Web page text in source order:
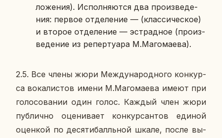
ло­же­ния). Ис­пол­ня­ют­ся два про­из­ве­де­
ния: первое от­де­ле­ние — (клас­си­че­ское)
и второе от­де­ле­ние — эст­рад­ное (про­из­
ве­де­ние из ре­пер­ту­а­ра М.Ма­го­ма­е­ва).
2.5. Все члены жюри Меж­ду­на­род­но­го кон­кур­
са во­ка­ли­стов имени М.Ма­го­ма­е­ва имеют при
го­ло­со­ва­нии один голос. Каждый член жюри
пуб­лич­но оце­ни­ва­ет кон­кур­сан­тов единой
оцен­кой по де­ся­ти­балль­ной шкале, после вы­